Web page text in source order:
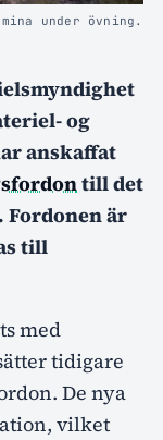
under övning.
og
anskaffat
till det
. Fordonen är
till
med
tidigare
De nya
vilket